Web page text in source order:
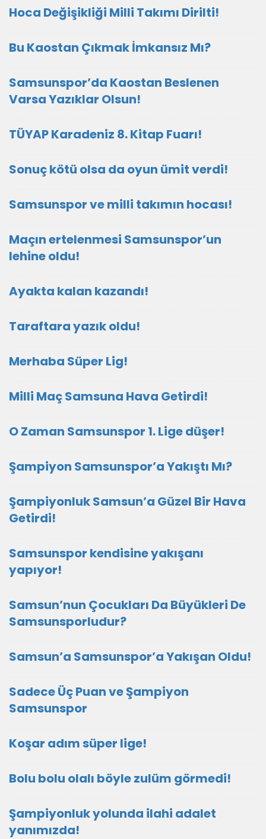
Hoca Değişikliği Milli Takımı Dirilti!
Bu Kaostan Çıkmak İmkansız Mı?
Samsunspor’da Kaostan Beslenen
Varsa Yazıklar Olsun!
TÜYAP Karadeniz 8. Kitap Fuarı!
Sonuç kötü olsa da oyun ümit verdi!
Samsunspor ve milli takımın hocası!
Maçın ertelenmesi Samsunspor’un
lehine oldu!
Ayakta kalan kazandı!
Taraftara yazık oldu!
Merhaba Süper Lig!
Milli Maç Samsuna Hava Getirdi!
O Zaman Samsunspor 1. Lige düşer!
Şampiyon Samsunspor’a Yakıştı Mı?
Şampiyonluk Samsun’a Güzel Bir Hava
Getirdi!
Samsunspor kendisine yakışanı
yapıyor!
Samsun’nun Çocukları Da Büyükleri De
Samsunsporludur?
Samsun’a Samsunspor’a Yakışan Oldu!
Sadece Üç Puan ve Şampiyon
Samsunspor
Koşar adım süper lige!
Bolu bolu olalı böyle zulüm görmedi!
Şampiyonluk yolunda ilahi adalet
yanımızda!